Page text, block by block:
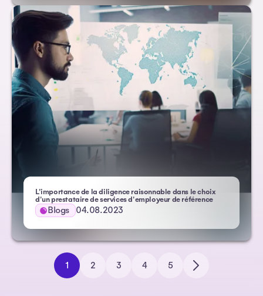
L'importance de la diligence raisonnable dans le choix
d'un prestataire de services d'employeur de référence– Atlas HXM
Blogs 04.08.2023
1 2 3 4 5